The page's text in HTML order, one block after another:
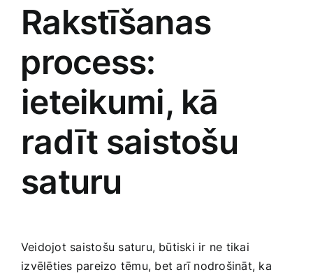
Rakstīšanas
⁣process:⁣
ieteikumi, kā
radīt saistošu
saturu
Veidojot saistošu saturu, būtiski ir ne tikai
⁢izvēlēties pareizo tēmu,⁢ bet ‍arī ​nodrošināt, ka⁤